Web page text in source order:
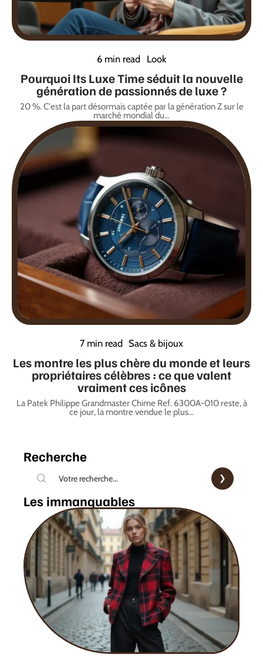
6 min read Look
Pourquoi Its Luxe Time séduit la nouvelle
génération de passionnés de luxe ?
20 %. C'est la part désormais captée par la génération Z sur le
marché mondial du…
7 min read Sacs & bijoux
Les montre les plus chère du monde et leurs
propriétaires célèbres : ce que valent
vraiment ces icônes
La Patek Philippe Grandmaster Chime Ref. 6300A-010 reste, à
ce jour, la montre vendue le plus…
Recherche
Les immanquables